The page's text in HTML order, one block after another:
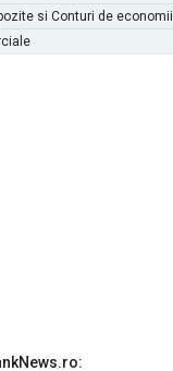
si Conturi de economii